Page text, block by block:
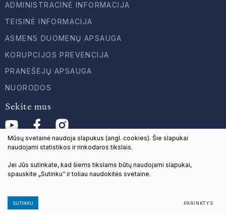
ADMINISTRACINĖ INFORMACIJA
TEISINĖ INFORMACIJA
ASMENS DUOMENŲ APSAUGA
KORUPCIJOS PREVENCIJA
PRANEŠĖJŲ APSAUGA
NUORODOS
Sekite mus
© 2024 Visos teisės saugomos
Sukurta:TEXUS
Mūsų svetainė naudoja slapukus (angl. cookies). Šie slapukai
naudojami statistikos ir rinkodaros tikslais.
Jei Jūs sutinkate, kad šiems tikslams būtų naudojami slapukai,
spauskite „Sutinku“ ir toliau naudokitės svetaine.
SUTINKU PARINKTYS